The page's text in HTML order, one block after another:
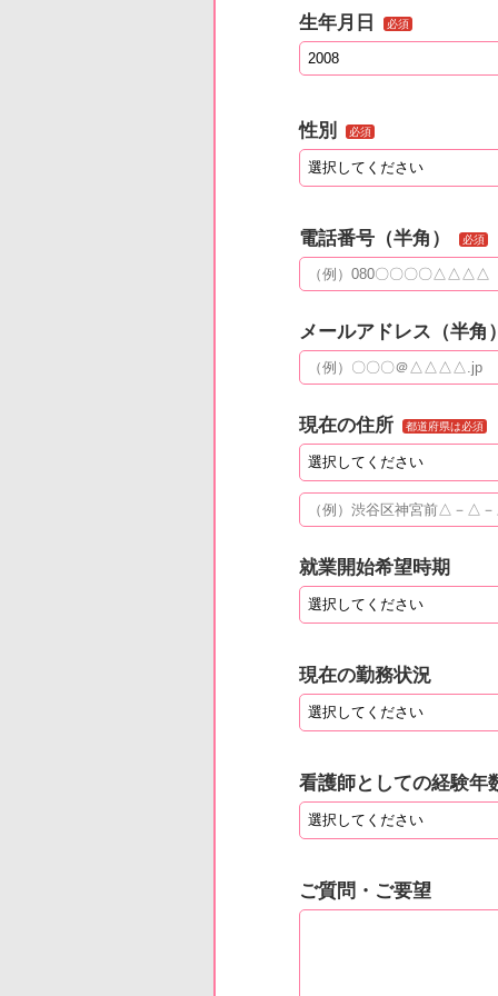
生年月日 必須
性別 必須
電話番号（半角） 必須
メールアドレス（半角
現在の住所 都道府県は必須
就業開始希望時期
現在の勤務状況
看護師としての経験年
ご質問・ご要望